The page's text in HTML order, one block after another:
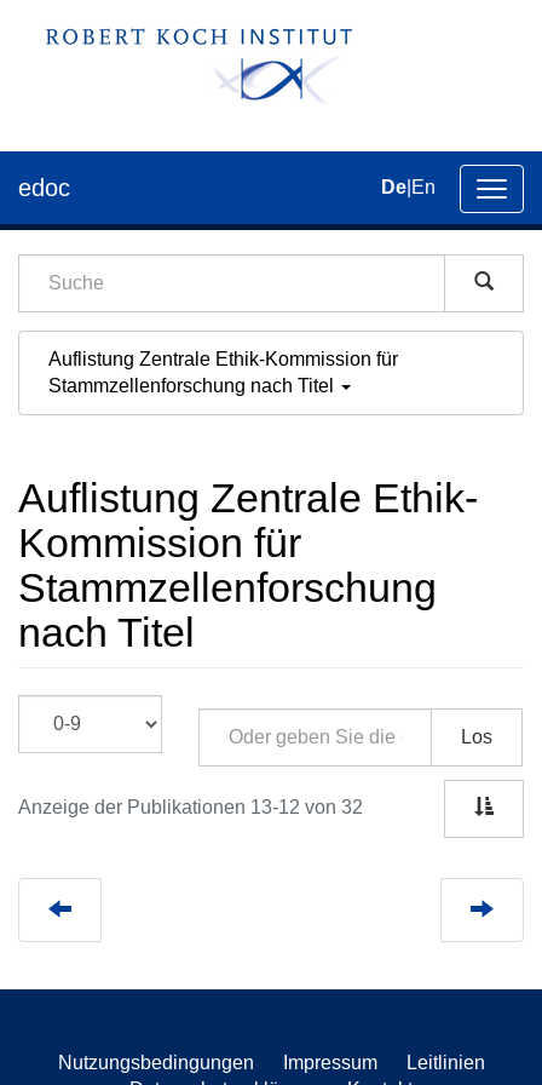
der
edoc De En
Auflistung Zentrale Ethik-Kommission für
Stammzellenforschung nach Titel
Auflistung Zentrale Ethik-
Kommission für
Stammzellenforschung
nach Titel
Los
Anzeige der Publikationen 13-12 von 32
Nutzungsbedingungen Impressum
Leitlinien